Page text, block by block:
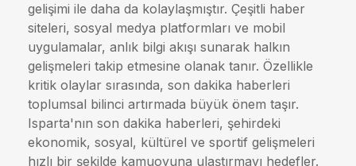
gelişimi ile daha da kolaylaşmıştır. Çeşitli haber
siteleri, sosyal medya platformları ve mobil
uygulamalar, anlık bilgi akışı sunarak halkın
gelişmeleri takip etmesine olanak tanır. Özellikle
kritik olaylar sırasında, son dakika haberleri
toplumsal bilinci artırmada büyük önem taşır.
Isparta'nın son dakika haberleri, şehirdeki
ekonomik, sosyal, kültürel ve sportif gelişmeleri
hızlı bir şekilde kamuoyuna ulaştırmayı hedefler.